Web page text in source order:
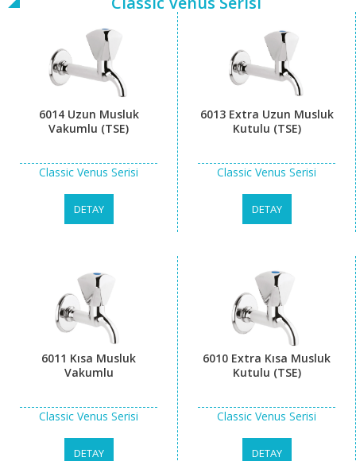
6014 Uzun Musluk
Vakumlu (TSE)
Classic Venus Serisi
DETAY
6013 Extra Uzun Musluk
Kutulu (TSE)
Classic Venus Serisi
DETAY
6011 Kısa Musluk
Vakumlu
Classic Venus Serisi
DETAY
6010 Extra Kısa Musluk
Kutulu (TSE)
Classic Venus Serisi
DETAY